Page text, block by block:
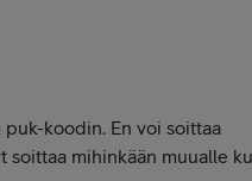
koodin. En voi soittaa
soittaa mihinkään muualle